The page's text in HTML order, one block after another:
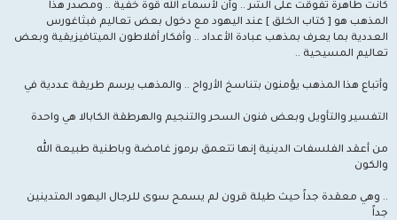
كانت طاهرة تفوقت على الشر .. وأن لأسماء الله قوة خفية .. ومصدر هذا
المذهب هو [ كتاب الخلق ] عند اليهود مع دخول بعض تعاليم فبثاغورس
العددية بما يعرف بمذهب عبادة الأعداد .. وأفكار أفلاطون الميتافيزيقية وبعض
تعاليم المسيحية ..
وأتباع هذا المذهب يؤمنون بتناسخ الأرواح .. والمذهب يرسم طريقة عددية في
التفسير والتأويل وبعض فنون السحر والتنجيم والهرطقة الكابالا هي واحدة
من أعقد الفلسفات الدينية إنها تتعمق برموز غامضة وباطنية طبيعة الله
والكون
.. وهي معقدة جداً حيث طيلة قرون لم يسمح سوى للرجال اليهود المتدينين
جداً